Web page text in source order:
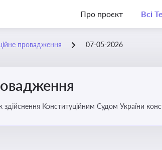
Про проєкт Всі
провадження 07-05-2026
Конституційним Судом України